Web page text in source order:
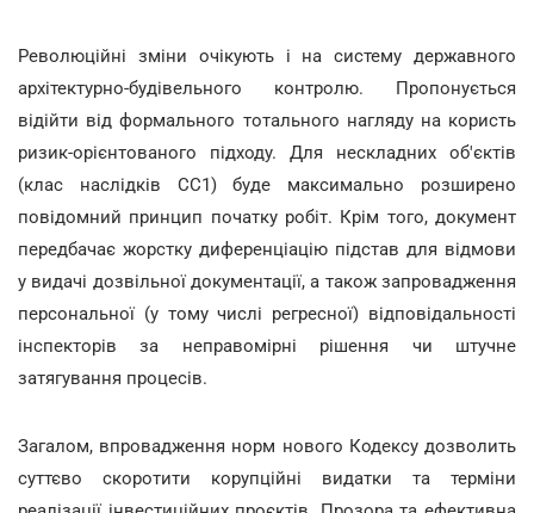
Революційні зміни очікують і на систему державного
архітектурно-будівельного контролю. Пропонується
відійти від формального тотального нагляду на користь
ризик-орієнтованого підходу. Для нескладних об'єктів
(клас наслідків СС1) буде максимально розширено
повідомний принцип початку робіт. Крім того, документ
передбачає жорстку диференціацію підстав для відмови
у видачі дозвільної документації, а також запровадження
персональної (у тому числі регресної) відповідальності
інспекторів за неправомірні рішення чи штучне
затягування процесів.
Загалом, впровадження норм нового Кодексу дозволить
суттєво скоротити корупційні видатки та терміни